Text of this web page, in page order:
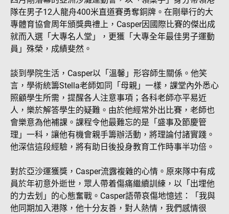
隊在男子12人龍舟400米直道賽勇奪銅牌。在剛舉行的大
專體育協會周年頒獎典禮上，Casper因國際比賽的傑出成
就而入選「大專名人堂」，更獲「大專全年最佳男子運動
員」殊榮，成績斐然。
談到學院生活，Casper以「溫馨」形容師生關係。他笑
言，學術統籌Stella老師如同「母親」一樣，課堂內外悉心
照顧學生所需，提醒各人注意事項；各科老師亦平易近
人，樂於解答學生的疑難。由於他經常外出比賽，老師也
會樂意為他補課。課程令他最難忘的是「盛事及節慶管
理」一科，讓他有機會親手籌辦活動，將理論付諸實踐。
他深信這段經驗，將有助日後投身教育工作時事半功倍。
對於亞沙運獲獎，Casper流露複雜的心情。原來隊中有成
員於年初意外逝世，眾人帶着傷痛繼續訓練，以「出埋他
的力去划」的心態奮戰。Casper語帶哀傷地憶述：「我與
他同期加入港隊，他十分友善，對人熱情，我們感情很